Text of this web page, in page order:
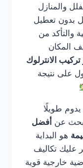
والمنازل
بدون تعطيل
والتأكد من
المكان
الانترلوك
على نتيجة
طويلًا
عن أفضل
هو البداية
عليك تكاليف
خارجية قوية